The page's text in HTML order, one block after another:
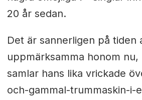
20 år sedan.
Det är sannerligen på tiden
uppmärksamma honom nu,
samlar hans lika vrickade
och-gammal-trummaskin-i-